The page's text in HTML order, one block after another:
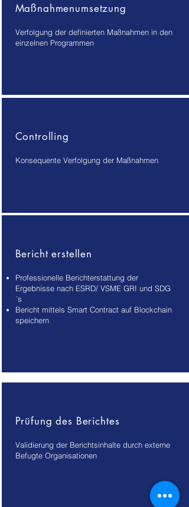
Maßnahmenumsetzung
Verfolgung der definierten Maßnahmen in den
einzelnen Programmen
Controlling
Konsequente Verfolgung der Maßnahmen
Bericht erstellen
Professionelle Berichterstattung der
Ergebnisse nach ESRD/ VSME GRI und SDG
´s
Bericht mittels Smart Contract auf Blockchain
speichern
Prüfung des Berichtes
Validierung der Berichtsinhalte durch externe
Befugte Organisation​en